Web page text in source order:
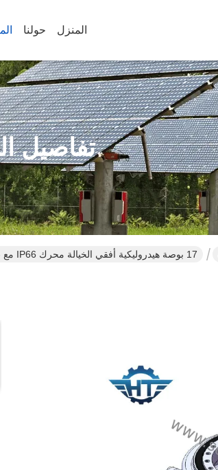
المنزل حولنا
تفاصيل
17 بوصة هيدروليكية أفقي الخيالة محرك IP66 مع عزم دوران إمالة كبيرة لمولدات الرياح